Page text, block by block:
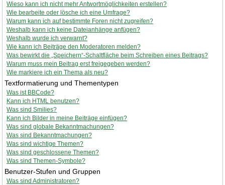
Wieso kann ich nicht mehr Antwortmöglichkeiten erstellen?
Wie bearbeite oder lösche ich eine Umfrage?
Warum kann ich auf bestimmte Foren nicht zugreifen?
Weshalb kann ich keine Dateianhänge anfügen?
Weshalb wurde ich verwarnt?
Wie kann ich Beiträge den Moderatoren melden?
Was bewirkt die „Speichern“-Schaltfläche beim Schreiben eines Beitrags?
Warum muss mein Beitrag erst freigegeben werden?
Wie markiere ich ein Thema als neu?
Textformatierung und Thementypen
Was ist BBCode?
Kann ich HTML benutzen?
Was sind Smilies?
Kann ich Bilder in meine Beiträge einfügen?
Was sind globale Bekanntmachungen?
Was sind Bekanntmachungen?
Was sind wichtige Themen?
Was sind geschlossene Themen?
Was sind Themen-Symbole?
Benutzer-Stufen und Gruppen
Was sind Administratoren?